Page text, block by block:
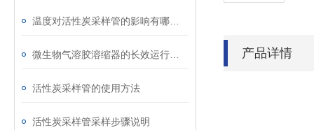
活性炭采样管的使用方法
活性炭采样管采样步骤说明
产品详情